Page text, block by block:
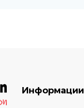
Информации